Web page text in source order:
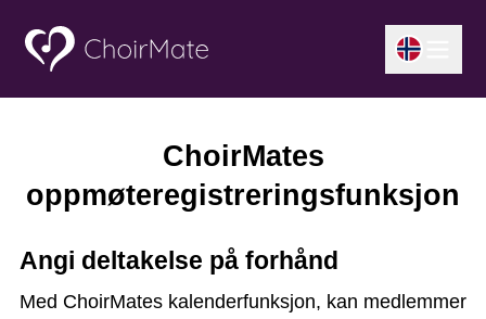
ChoirMates
oppmøteregistreringsfunksjon
Angi deltakelse på forhånd
Med ChoirMates kalenderfunksjon, kan medlemmer